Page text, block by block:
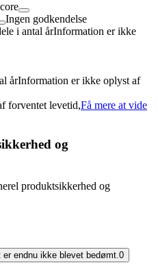
Ingen godkendelse
i antal årInformation er ikke
årInformation er ikke oplyst af
forventet levetid,Få mere at vide
og
produktsikkerhed og
er endnu ikke blevet bedømt. 0